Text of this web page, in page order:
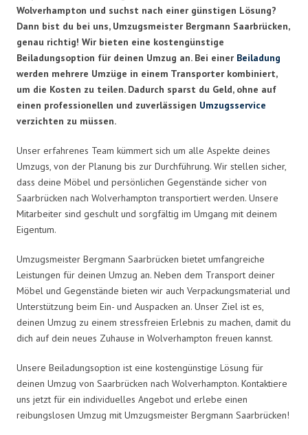
Wolverhampton und suchst nach einer günstigen Lösung?
Dann bist du bei uns, Umzugsmeister Bergmann Saarbrücken,
genau richtig! Wir bieten eine kostengünstige
Beiladungsoption für deinen Umzug an. Bei einer Beiladung
werden mehrere Umzüge in einem Transporter kombiniert,
um die Kosten zu teilen. Dadurch sparst du Geld, ohne auf
einen professionellen und zuverlässigen Umzugsservice
verzichten zu müssen.
Unser erfahrenes Team kümmert sich um alle Aspekte deines
Umzugs, von der Planung bis zur Durchführung. Wir stellen sicher,
dass deine Möbel und persönlichen Gegenstände sicher von
Saarbrücken nach Wolverhampton transportiert werden. Unsere
Mitarbeiter sind geschult und sorgfältig im Umgang mit deinem
Eigentum.
Umzugsmeister Bergmann Saarbrücken bietet umfangreiche
Leistungen für deinen Umzug an. Neben dem Transport deiner
Möbel und Gegenstände bieten wir auch Verpackungsmaterial und
Unterstützung beim Ein- und Auspacken an. Unser Ziel ist es,
deinen Umzug zu einem stressfreien Erlebnis zu machen, damit du
dich auf dein neues Zuhause in Wolverhampton freuen kannst.
Unsere Beiladungsoption ist eine kostengünstige Lösung für
deinen Umzug von Saarbrücken nach Wolverhampton. Kontaktiere
uns jetzt für ein individuelles Angebot und erlebe einen
reibungslosen Umzug mit Umzugsmeister Bergmann Saarbrücken!